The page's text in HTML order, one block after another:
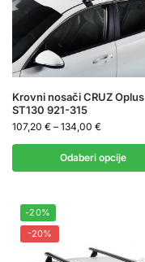
Krovni nosači CRUZ Oplus
ST130 921-315
107,20 € – 134,00 €
Odaberi opcije
-20%
-20%